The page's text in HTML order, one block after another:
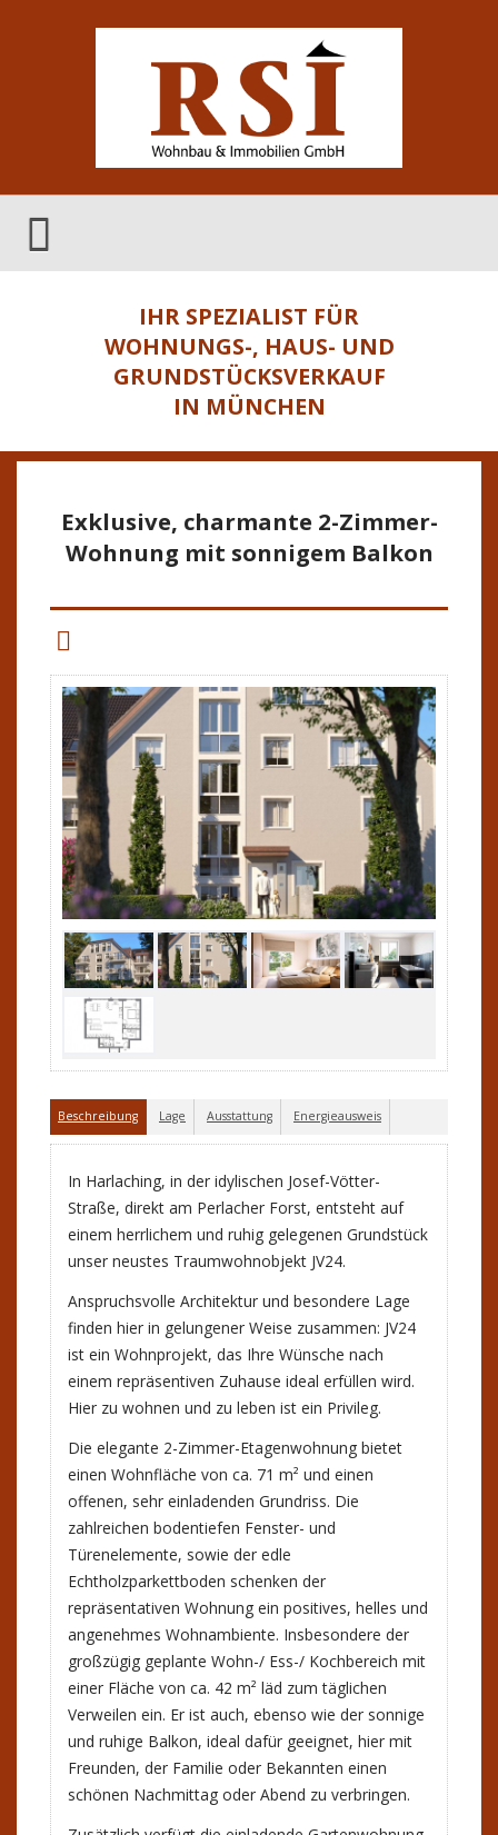
IHR SPEZIALIST FÜR
WOHNUNGS-, HAUS- UND
GRUNDSTÜCKSVERKAUF
IN MÜNCHEN
Exklusive, charmante 2-Zimmer-
Wohnung mit sonnigem Balkon
Beschreibung Lage Ausstattung Energieausweis
In Harlaching, in der idylischen Josef-Vötter-
Straße, direkt am Perlacher Forst, entsteht auf
einem herrlichem und ruhig gelegenen Grundstück
unser neustes Traumwohnobjekt JV24.
Anspruchsvolle Architektur und besondere Lage
finden hier in gelungener Weise zusammen: JV24
ist ein Wohnprojekt, das Ihre Wünsche nach
einem repräsentiven Zuhause ideal erfüllen wird.
Hier zu wohnen und zu leben ist ein Privileg.
Die elegante 2-Zimmer-Etagenwohnung bietet
einen Wohnfläche von ca. 71 m² und einen
offenen, sehr einladenden Grundriss. Die
zahlreichen bodentiefen Fenster- und
Türenelemente, sowie der edle
Echtholzparkettboden schenken der
repräsentativen Wohnung ein positives, helles und
angenehmes Wohnambiente. Insbesondere der
großzügig geplante Wohn-/ Ess-/ Kochbereich mit
einer Fläche von ca. 42 m² läd zum täglichen
Verweilen ein. Er ist auch, ebenso wie der sonnige
und ruhige Balkon, ideal dafür geeignet, hier mit
Freunden, der Familie oder Bekannten einen
schönen Nachmittag oder Abend zu verbringen.